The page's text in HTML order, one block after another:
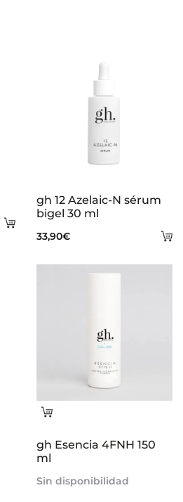
Añadir
carrito
gh 12 Azelaic-N sérum
bigel 30 ml
33,90€
Leer
gh Esencia 4FNH 150
ml
Sin disponibilidad